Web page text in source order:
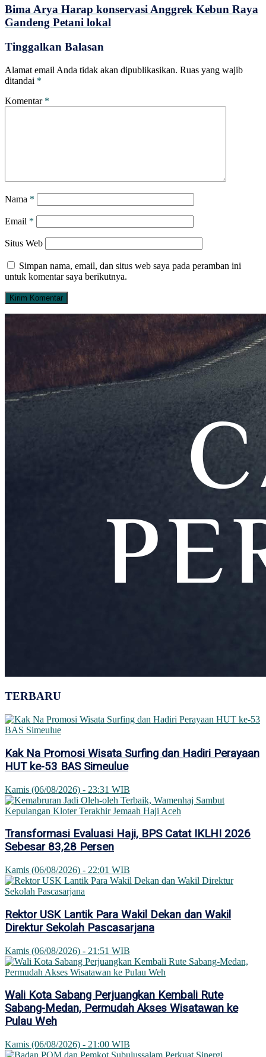
Bima Arya Harap konservasi Anggrek Kebun Raya
Gandeng Petani lokal
Tinggalkan Balasan
Alamat email Anda tidak akan dipublikasikan. Ruas yang wajib
ditandai *
Komentar *
Nama *
Email *
Situs Web
Simpan nama, email, dan situs web saya pada peramban ini
untuk komentar saya berikutnya.
TERBARU
Kak Na Promosi Wisata Surfing dan Hadiri Perayaan
HUT ke-53 BAS Simeulue
Kamis (06/08/2026) - 23:31 WIB
Transformasi Evaluasi Haji, BPS Catat IKLHI 2026
Sebesar 83,28 Persen
Kamis (06/08/2026) - 22:01 WIB
Rektor USK Lantik Para Wakil Dekan dan Wakil
Direktur Sekolah Pascasarjana
Kamis (06/08/2026) - 21:51 WIB
Wali Kota Sabang Perjuangkan Kembali Rute
Sabang-Medan, Permudah Akses Wisatawan ke
Pulau Weh
Kamis (06/08/2026) - 21:00 WIB